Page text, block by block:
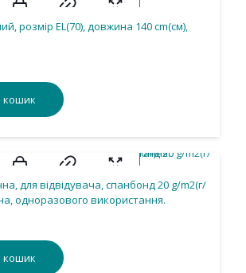
розмір ЕL(70), довжина 140 cm(см),
кошик
для вiдвiдувача, спанбонд 20 g/m2(г/
одноразового використання.
кошик